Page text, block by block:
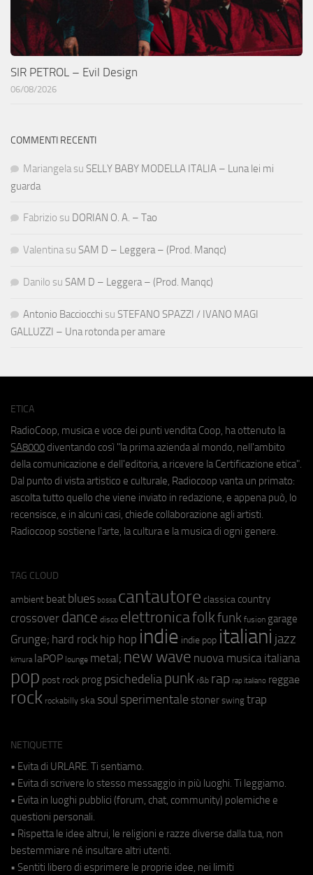
SIR PETROL – Evil Design
06/08/2026
COMMENTI RECENTI
Mariangela su SELLY BABY MODELLA ITALIA – Luna lei mi
guarda
Fabrizio su DORIAN O. A. – Tao
Valentina su SAM D – Leggera – (Prod. Manqc)
Danilo su SAM D – Leggera – (Prod. Manqc)
Antonio Bacciocchi su STEFANO SPAZZI / IVANO MAGI
GALLUZZI – Una rotonda per amare
ETICA
RadioCoop, musica e voce dei punti vendita Coop, ha ottenuto la
SA8000 diventando così "la prima azienda al mondo, nell'ambito
della comunicazione e dell'editoria, a ricevere la Certificazione etica".
Dal punto di vista artistico e culturale, Radiocoop vanta un primato:
ascolta tutto quello che viene inviato in redazione, e appena può, lo
recensisce, e in alcuni casi, chiede collaborazione agli artisti.
Radiocoop sostiene l'arte, la cultura e la musica di ogni genere.
TAG CLOUD
ambient beat blues bossa cantautore classica country
crossover dance disco elettronicafolkfunk fusion garage
Grunge; hard rock hip hop indie indie pop italiani jazz
kimura laPOP lounge metal; new wave nuova musica italiana
pop post rock prog psichedeliapunk r&b rap rap italiano reggae
rock rockabilly ska soul sperimentale stoner swing trap
NETIQUETTE
• Evita di URLARE. Ti sentiamo.
• Evita di scrivere lo stesso messaggio in più luoghi. Ti leggiamo.
• Evita in luoghi pubblici (forum, chat, community) polemiche e
questioni personali.
• Rispetta le idee altrui, le religioni e razze diverse dalla tua, non
bestemmiare né insultare altri utenti.
• Sentiti libero di esprimere le proprie idee, nei limiti